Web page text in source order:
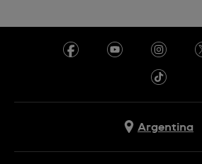
Argentina